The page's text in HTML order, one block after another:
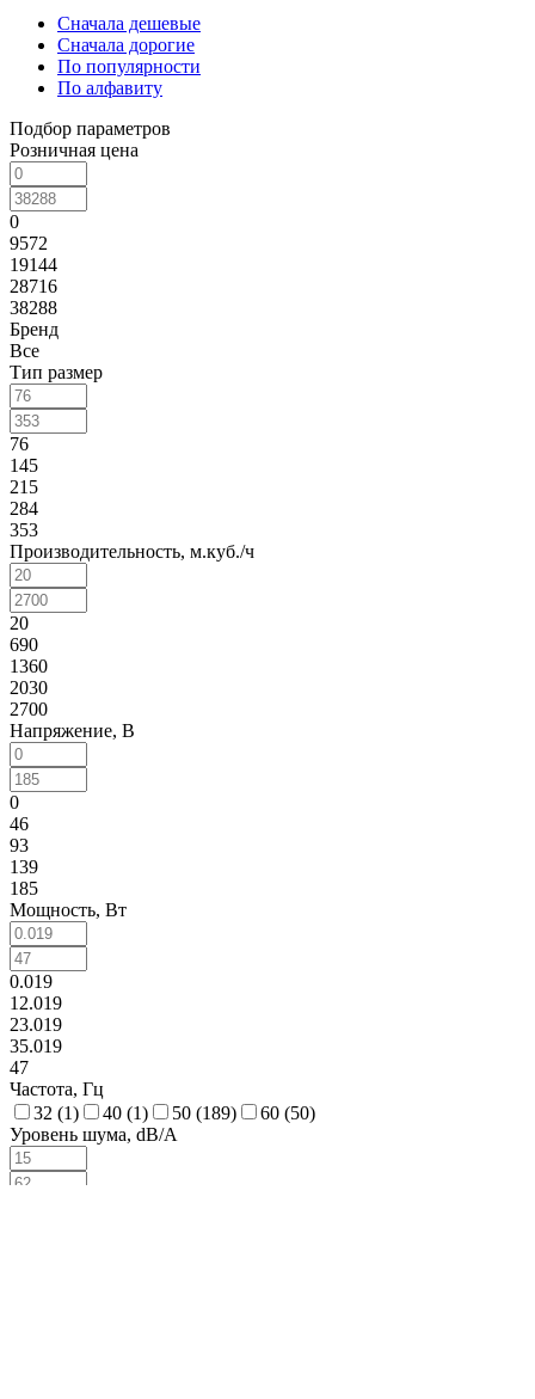
Сначала дешевые
Сначала дорогие
По популярности
По алфавиту
Подбор параметров
Розничная цена
0
9572
19144
28716
38288
Бренд
Все
Тип размер
76
145
215
284
353
Производительность, м.куб./ч
20
690
1360
2030
2700
Напряжение, B
0
46
93
139
185
Мощность, Вт
0.019
12.019
23.019
35.019
47
Частота, Гц
32 (1) 40 (1) 50 (189) 60 (50)
Уровень шума, dB/A